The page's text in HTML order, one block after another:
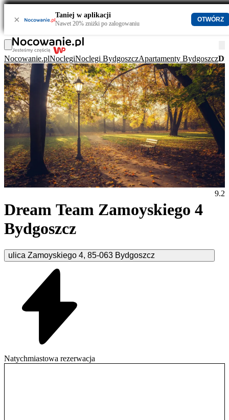
× Taniej w aplikacji
Nawet 20% zniżki po zalogowaniu
OTWÓRZ
Nocowanie.plNoclegiNoclegi BydgoszczApartamenty Bydgoszcz
Dream Team Zamoyskiego 4
Bydgoszcz
ulica Zamoyskiego 4, 85-063 Bydgoszcz
9.2
Natychmiastowa rezerwacja